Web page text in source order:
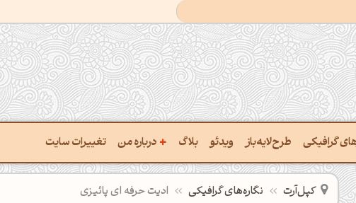
گرافیکی
پالت از تصویر
طرح‌لایه‌باز ویدئو بلاگ + درباره من
درباره‌من
تغییرات سایت
کپل‌آرت نگاره‌های گرافیکی ادیت حرفه ای پائیزی